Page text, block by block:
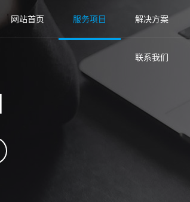
网站首页 服务项目 解决方案
联系我们